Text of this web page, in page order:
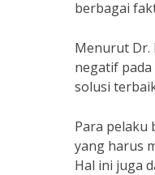
berbagai
Menurut Dr.
negatif pada
solusi
Para pelaku
yang harus
Hal ini juga